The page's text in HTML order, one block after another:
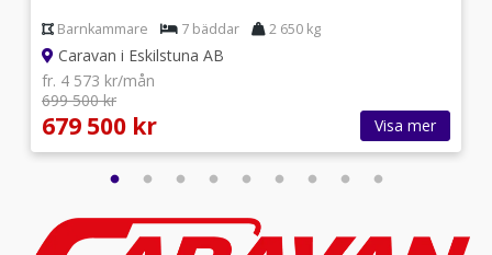
Barnkammare 7 bäddar 2 650 kg
Caravan i Eskilstuna AB
fr. 4 573 kr/mån
699 500 kr
679 500 kr Visa mer